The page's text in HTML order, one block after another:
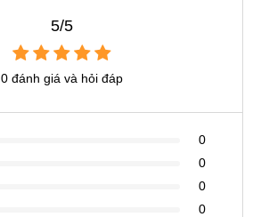
5/5
0 đánh giá và hỏi đáp
0
0
0
0